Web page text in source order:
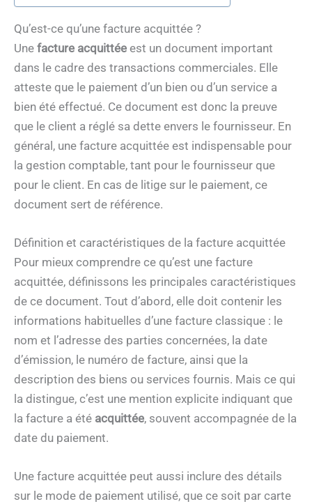
Qu’est-ce qu’une facture acquittée ?
Une facture acquittée est un document important
dans le cadre des transactions commerciales. Elle
atteste que le paiement d’un bien ou d’un service a
bien été effectué. Ce document est donc la preuve
que le client a réglé sa dette envers le fournisseur. En
général, une facture acquittée est indispensable pour
la gestion comptable, tant pour le fournisseur que
pour le client. En cas de litige sur le paiement, ce
document sert de référence.
Définition et caractéristiques de la facture acquittée
Pour mieux comprendre ce qu’est une facture
acquittée, définissons les principales caractéristiques
de ce document. Tout d’abord, elle doit contenir les
informations habituelles d’une facture classique : le
nom et l’adresse des parties concernées, la date
d’émission, le numéro de facture, ainsi que la
description des biens ou services fournis. Mais ce qui
la distingue, c’est une mention explicite indiquant que
la facture a été acquittée, souvent accompagnée de la
date du paiement.
Une facture acquittée peut aussi inclure des détails
sur le mode de paiement utilisé, que ce soit par carte